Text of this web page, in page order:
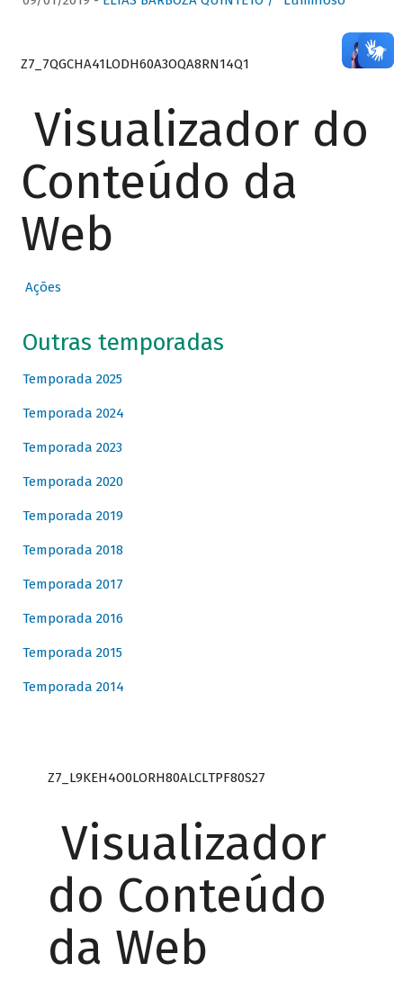
Z7_7QGCHA41LODH60A3OQA8RN14Q1
Visualizador do
Conteúdo da
Web
Ações
Outras temporadas
Temporada 2025
Temporada 2024
Temporada 2023
Temporada 2020
Temporada 2019
Temporada 2018
Temporada 2017
Temporada 2016
Temporada 2015
Temporada 2014
Z7_L9KEH4O0LORH80ALCLTPF80S27
Visualizador
do Conteúdo
da Web